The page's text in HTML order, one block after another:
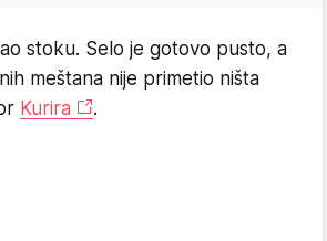
stoku. Selo je gotovo pusto, a
meštana nije primetio ništa
Kurira .